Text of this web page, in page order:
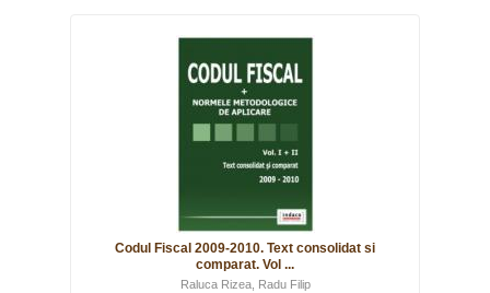
Codul Fiscal 2009-2010. Text consolidat si
comparat. Vol ...
Raluca Rizea, Radu Filip